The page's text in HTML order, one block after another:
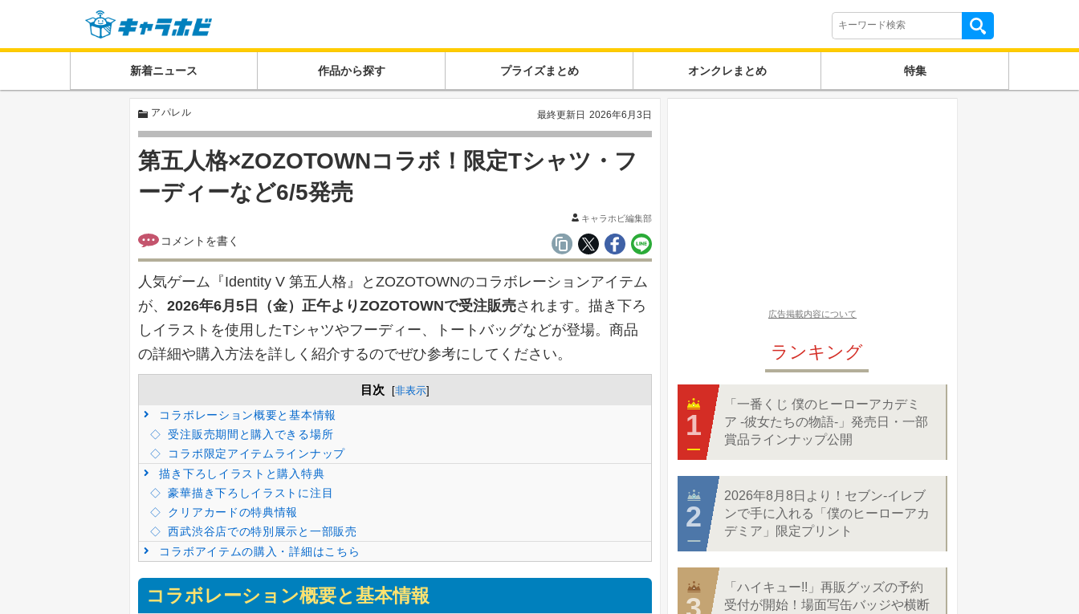
新着ニュース 作品から探す プライズまとめ オンクレまとめ 特集
アパレル 最終更新日 2026年6月3日
第五人格×ZOZOTOWNコラボ！限定Tシャツ・フ
ーディーなど6/5発売
キャラホビ編集部
人気ゲーム『Identity V 第五人格』とZOZOTOWNのコラボレーションアイテム
が、 2026年6月5日（金）正午よりZOZOTOWNで受注販売されます。描き下ろ
しイラストを使用したTシャツやフーディー、トートバッグなどが登場。商品
の詳細や購入方法を詳しく紹介するのでぜひ参考にしてください。
目次 [非表示]
コラボレーション概要と基本情報
受注販売期間と購入できる場所
コラボ限定アイテムラインナップ
描き下ろしイラストと購入特典
豪華描き下ろしイラストに注目
クリアカードの特典情報
西武渋谷店での特別展示と一部販売
コラボアイテムの購入・詳細はこちら
コラボレーション概要と基本情報
広告掲載内容について
ランキング
「一番くじ 僕のヒーローアカデミ
ア -彼女たちの物語-」発売日・一部
賞品ラインナップ公開
2026年8月8日より！セブン‐イレブ
ンで手に入れる「僕のヒーローアカ
デミア」限定プリント
「ハイキュー!!」再販グッズの予約
受付が開始！場面写缶バッジや横断